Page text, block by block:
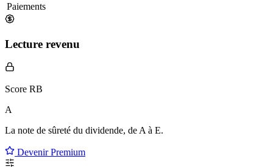
Paiements
Lecture revenu
Score RB
A
La note de sûreté du dividende, de A à E.
Devenir Premium